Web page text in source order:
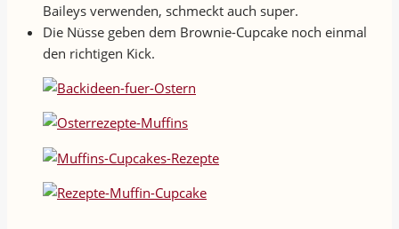
Baileys verwenden, schmeckt auch super.
Die Nüsse geben dem Brownie-Cupcake noch einmal
den richtigen Kick.